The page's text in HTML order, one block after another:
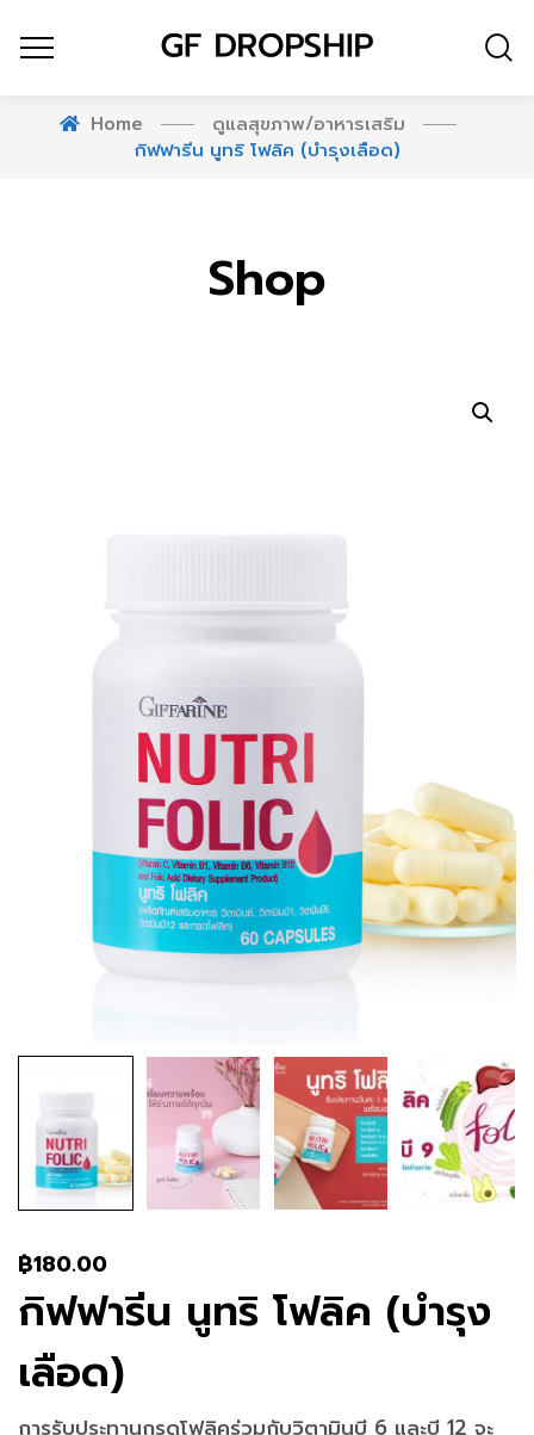
Home
ดูแลสุขภาพ/อาหารเสริม
กิฟฟารีน นูทริ โฟลิค (บำรุงเลือด)
Shop
฿180.00
กิฟฟารีน นูทริ โฟลิค (บำรุง
เลือด)
การรับประทานกรดโฟลิคร่วมกับวิตามินบี 6 และบี 12 จะ